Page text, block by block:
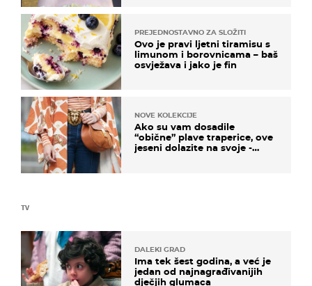
TV
DALEKI GRAD
Ima tek šest godina, a već je
jedan od najnagrađivanijih
dječjih glumaca
PREJEDNOSTAVNO ZA SLOŽITI
Ovo je pravi ljetni tiramisu s
limunom i borovnicama – baš
osvježava i jako je fin
NOVE KOLEKCIJE
Ako su vam dosadile
“obične” plave traperice, ove
jeseni dolazite na svoje -